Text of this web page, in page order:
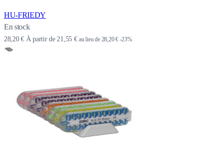
HU-FRIEDY
En stock
28,20 € À partir de 21,55 € au lieu de 28,20 € -23%